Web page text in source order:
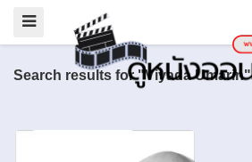
Search results for "Viyada Umarin"